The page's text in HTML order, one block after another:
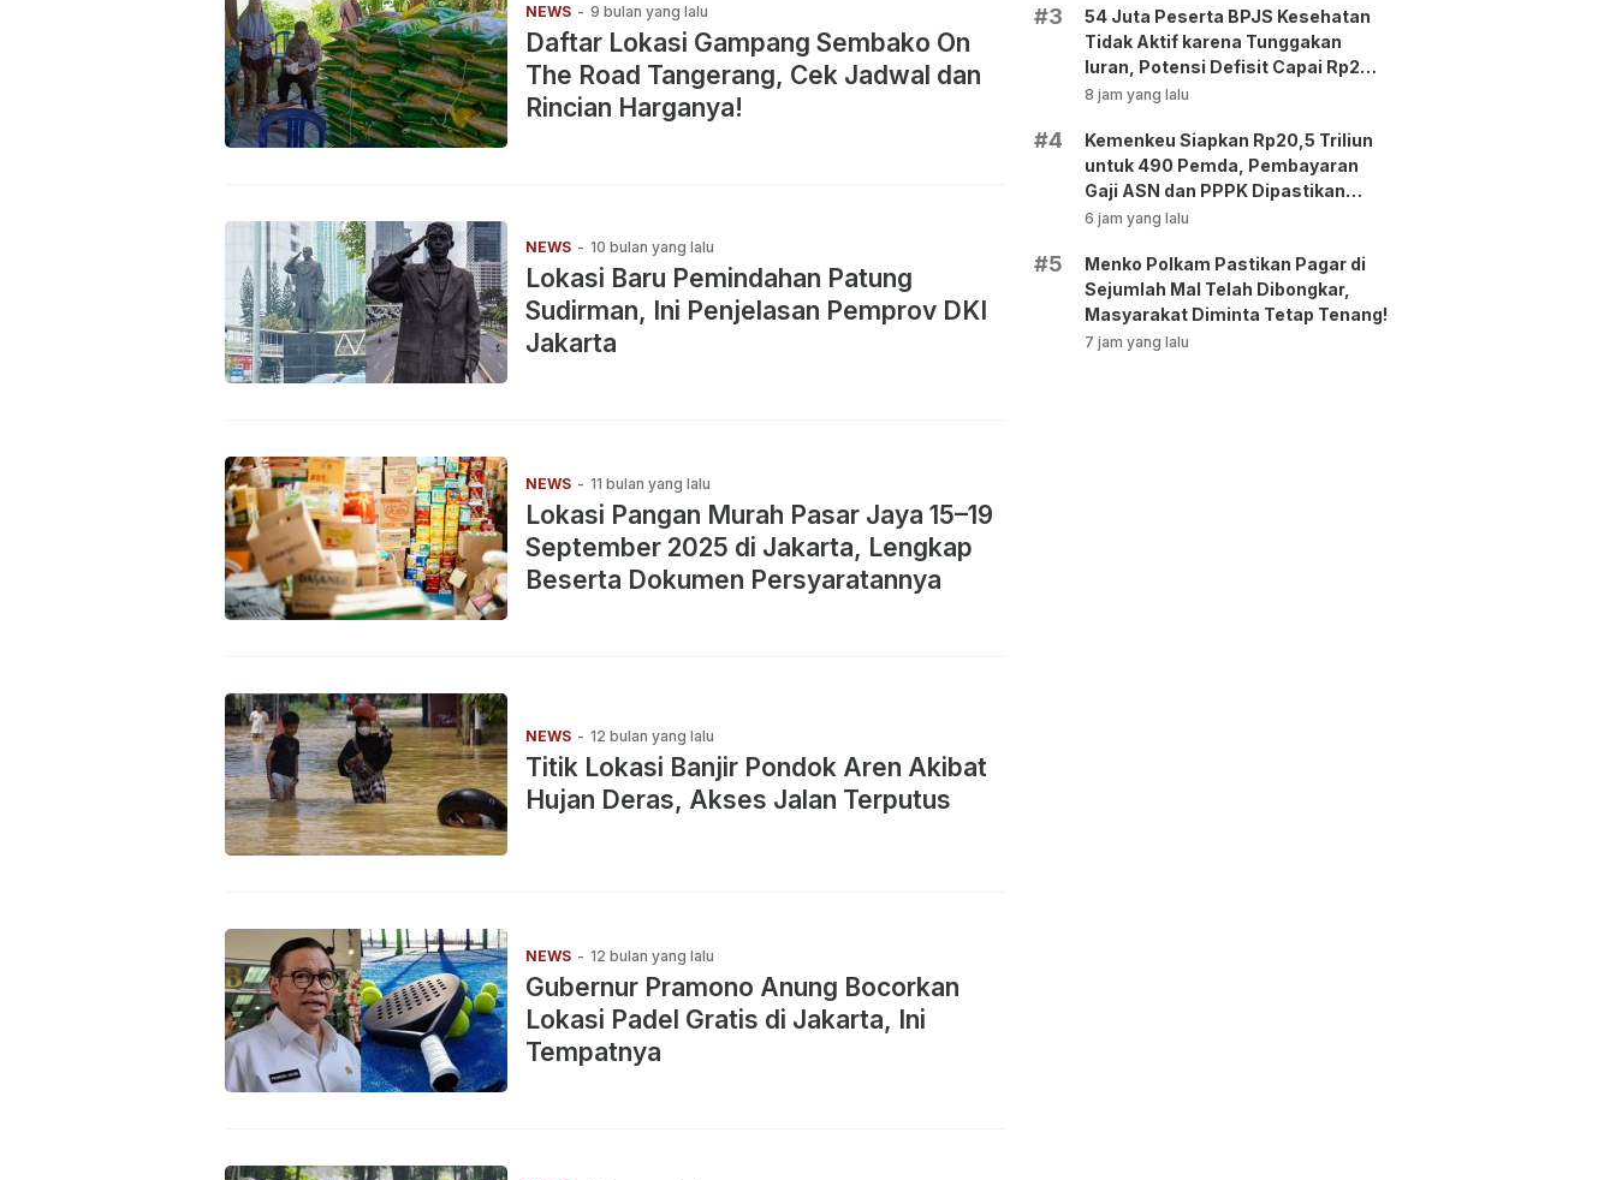
NEWS - 9 bulan yang lalu
Daftar Lokasi Gampang Sembako On
The Road Tangerang, Cek Jadwal dan
Rincian Harganya!
NEWS - 10 bulan yang lalu
Lokasi Baru Pemindahan Patung
Sudirman, Ini Penjelasan Pemprov DKI
Jakarta
NEWS - 11 bulan yang lalu
Lokasi Pangan Murah Pasar Jaya 15–19
September 2025 di Jakarta, Lengkap
Beserta Dokumen Persyaratannya
NEWS - 12 bulan yang lalu
Titik Lokasi Banjir Pondok Aren Akibat
Hujan Deras, Akses Jalan Terputus
NEWS - 12 bulan yang lalu
Gubernur Pramono Anung Bocorkan
Lokasi Padel Gratis di Jakarta, Ini
Tempatnya
#3
54 Juta Peserta BPJS Kesehatan
Tidak Aktif karena Tunggakan
Iuran, Potensi Defisit Capai Rp2
Triliun per Bulan!
8 jam yang lalu
#4
Kemenkeu Siapkan Rp20,5 Triliun
untuk 490 Pemda, Pembayaran
Gaji ASN dan PPPK Dipastikan
Tetap Berjalan!
6 jam yang lalu
#5
Menko Polkam Pastikan Pagar di
Sejumlah Mal Telah Dibongkar,
Masyarakat Diminta Tetap Tenang!
7 jam yang lalu